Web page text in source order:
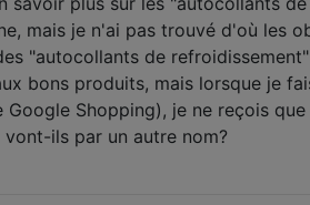
mais je n'ai pas trouvé d'où les
"autocollants de
bons produits, mais lorsque je
Google Shopping), je ne reçois
ils par un autre nom?